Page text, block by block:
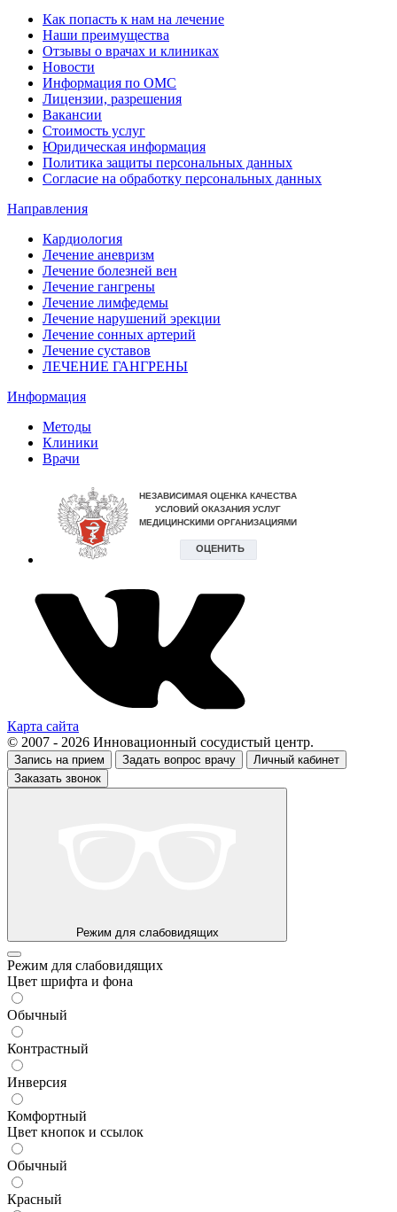
Как попасть к нам на лечение
Наши преимущества
Отзывы о врачах и клиниках
Новости
Информация по ОМС
Лицензии, разрешения
Вакансии
Стоимость услуг
Юридическая информация
Политика защиты персональных данных
Согласие на обработку персональных данных
Направления
Кардиология
Лечение аневризм
Лечение болезней вен
Лечение гангрены
Лечение лимфедемы
Лечение нарушений эрекции
Лечение сонных артерий
Лечение суставов
ЛЕЧЕНИЕ ГАНГРЕНЫ
Информация
Методы
Клиники
Врачи
Карта сайта
© 2007 - 2026 Инновационный сосудистый центр.
Запись на прием Задать вопрос врачу
Личный кабинет
Заказать звонок
Режим для слабовидящих
Режим для слабовидящих
Цвет шрифта и фона
Обычный
Контрастный
Инверсия
Комфортный
Цвет кнопок и ссылок
Обычный
Красный